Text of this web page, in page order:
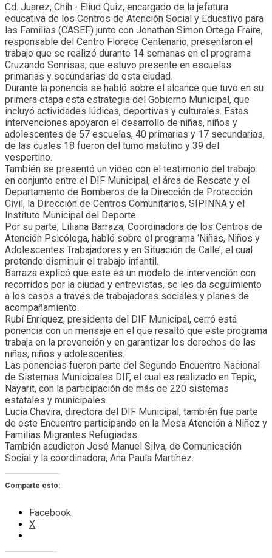
Cd. Juarez, Chih.- Eliud Quiz, encargado de la jefatura
educativa de los Centros de Atención Social y Educativo para
las Familias (CASEF) junto con Jonathan Simon Ortega Fraire,
responsable del Centro Florece Centenario, presentaron el
trabajo que se realizó durante 14 semanas en el programa
Cruzando Sonrisas, que estuvo presente en escuelas
primarias y secundarias de esta ciudad.
Durante la ponencia se habló sobre el alcance que tuvo en su
primera etapa esta estrategia del Gobierno Municipal, que
incluyó actividades lúdicas, deportivas y culturales. Estas
intervenciones apoyaron el desarrollo de niñas, niños y
adolescentes de 57 escuelas, 40 primarias y 17 secundarias,
de las cuales 18 fueron del turno matutino y 39 del
vespertino.
También se presentó un video con el testimonio del trabajo
en conjunto entre el DIF Municipal, el área de Rescate y el
Departamento de Bomberos de la Dirección de Protección
Civil, la Dirección de Centros Comunitarios, SIPINNA y el
Instituto Municipal del Deporte.
Por su parte, Liliana Barraza, Coordinadora de los Centros de
Atención Psicóloga, habló sobre el programa ‘Niñas, Niños y
Adolescentes Trabajadores y en Situación de Calle’, el cual
pretende disminuir el trabajo infantil.
Barraza explicó que este es un modelo de intervención con
recorridos por la ciudad y entrevistas, se les da seguimiento
a los casos a través de trabajadoras sociales y planes de
acompañamiento.
Rubí Enríquez, presidenta del DIF Municipal, cerró está
ponencia con un mensaje en el que resaltó que este programa
trabaja en la prevención y en garantizar los derechos de las
niñas, niños y adolescentes.
Las ponencias fueron parte del Segundo Encuentro Nacional
de Sistemas Municipales DIF, el cual es realizado en Tepic,
Nayarit, con la participación de más de 220 sistemas
estatales y municipales.
Lucia Chavira, directora del DIF Municipal, también fue parte
de este Encuentro participando en la Mesa Atención a Niñez y
Familias Migrantes Refugiadas.
También acudieron José Manuel Silva, de Comunicación
Social y la coordinadora, Ana Paula Martínez.
Comparte esto:
Facebook
X